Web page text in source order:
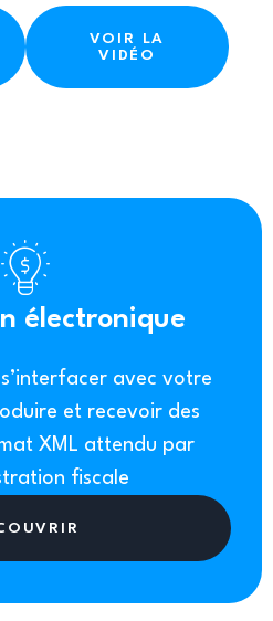
VOIR LA
VIDÉO
électronique
avec votre
et recevoir des
XML attendu par
fiscale